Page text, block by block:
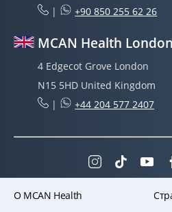
|
+90 850 255 62 26
MCAN Health
4 Edgecot Grove London
N15 5HD United Kingdom
|
+44 204 577 2407
O MCAN Health